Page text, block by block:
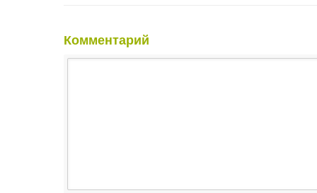
Комментарий